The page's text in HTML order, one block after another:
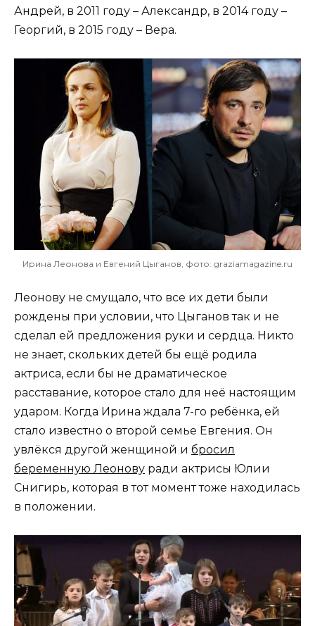
Андрей, в 2011 году – Александр, в 2014 году –
Георгий, в 2015 году – Вера.
Ирина Леонова и Евгений Цыганов, фото: graziamagazine.ru
Леонову не смущало, что все их дети были
рождены при условии, что Цыганов так и не
сделал ей предложения руки и сердца. Никто
не знает, скольких детей бы ещё родила
актриса, если бы не драматическое
расставание, которое стало для неё настоящим
ударом. Когда Ирина ждала 7-го ребёнка, ей
стало известно о второй семье Евгения. Он
увлёкся другой женщиной и бросил
беременную Леонову ради актрисы Юлии
Снигирь, которая в тот момент тоже находилась
в положении.